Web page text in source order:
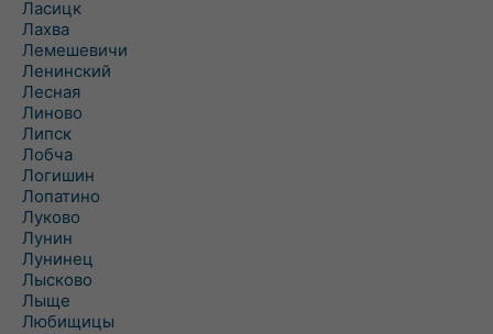
Ласицк
Лахва
Лемешевичи
Ленинский
Лесная
Линово
Липск
Лобча
Логишин
Лопатино
Луково
Лунин
Лунинец
Лысково
Лыще
Любищицы